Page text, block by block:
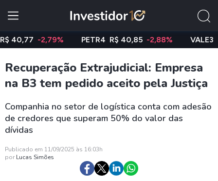
-2,79% PETR4 R$ 40,85 -2,88% VALE3 R$
Recuperação Extrajudicial: Empresa
na B3 tem pedido aceito pela Justiça
Companhia no setor de logística conta com adesão
de credores que superam 50% do valor das
dívidas
Publicado em 11/09/2025 às 16:03h
por Lucas Simões